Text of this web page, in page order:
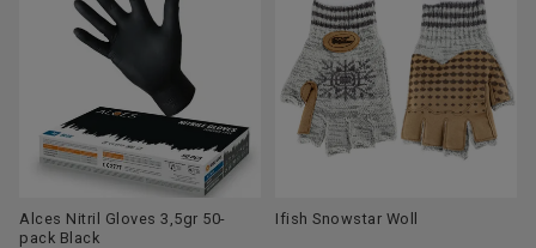
Fleece- och neoprenhandskar– ger värme utan
att tumma på rörlighet
Avklippta fingertoppar / 3-fingerhandskar–
perfekt för flugfiske och precisionsfiske
UV-handskar– skyddar mot solens strålar under
långa sommardagar
Alces Nitril Gloves 3,5gr 50-
pack Black
Ifish Snowstar Woll